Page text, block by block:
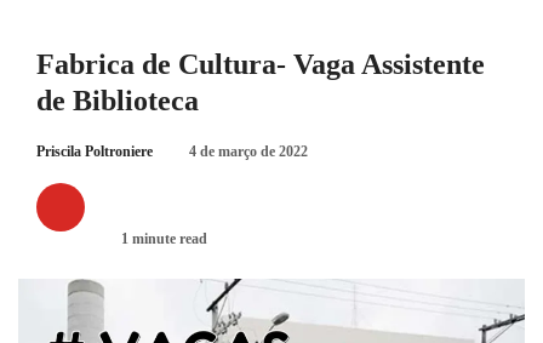
Fabrica de Cultura- Vaga Assistente
de Biblioteca
Priscila Poltroniere 4 de março de 2022
1 minute read